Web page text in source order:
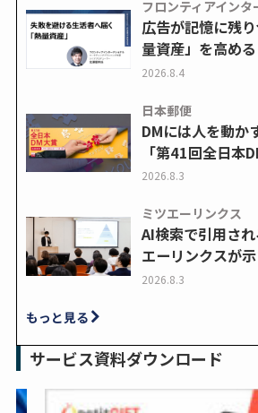
フロンティアイン
広告が記憶に残
量資産」を高め
2026.8.4
日本郵便
DMには人を動か
「第41回全日本
2026.8.3
ミツエーリンクス
AI検索で引用さ
エーリンクスが
2026.8.3
もっと見る
サービス資料ダウンロード